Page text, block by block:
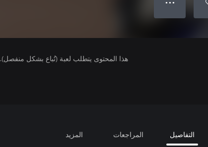
● ● ●
هذا المحتوى يتطلب لعبة (تُباع بشكل منفصل).
التفاصيل المراجعات المزيد